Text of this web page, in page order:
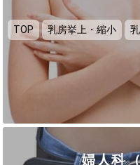
TOP 乳房挙上・縮小
婦人科